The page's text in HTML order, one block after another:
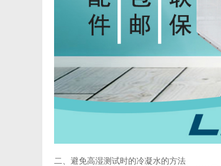
二、避免高湿测试时的冷凝水的方法